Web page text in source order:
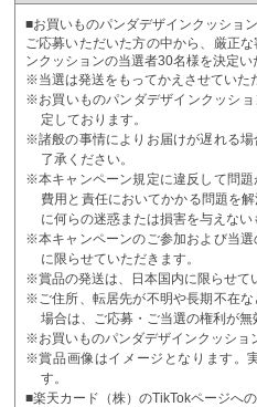
■お買いものパンダデザインクッション
ご応募いただいた方の中から、厳正
ンクッションの当選者30名様を決定い
※当選は発送をもってかえさせていた
※お買いものパンダデザインクッシ
定しております。
※諸般の事情によりお届けが遅れる
了承ください。
※本キャンペーン規定に違反して問
費用と責任においてかかる問題を
に何らの迷惑または損害を与えない
※本キャンペーンのご参加および当
に限らせていただきます。
※賞品の発送は、日本国内に限らせて
※ご住所、転居先が不明や長期不在
場合は、ご応募・ご当選の権利が無
※お買いものパンダデザインクッショ
※賞品画像はイメージとなります。
す。
■楽天カード（株）のTikTokページへ